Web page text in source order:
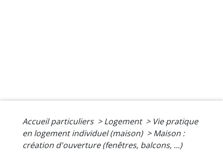
Accueil particuliers > Logement > Vie pratique
en logement individuel (maison) > Maison :
création d'ouverture (fenêtres, balcons, ...)